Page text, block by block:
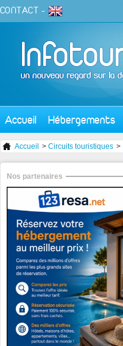
CONTACT -
Accueil Hébergements
Accueil > Circuits touristiques >
Nos partenaires